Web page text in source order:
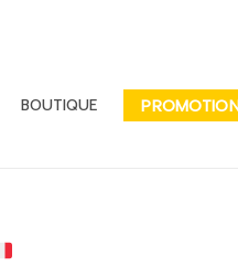
BOUTIQUE